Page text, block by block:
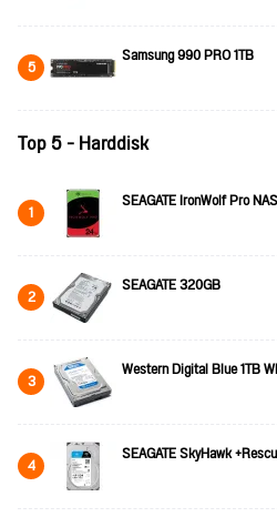
5 Samsung 990 PRO 1TB
Top 5 - Harddisk
1 SEAGATE IronWolf Pro
2 SEAGATE 320GB
3 Western Digital Blue 1TB
4 SEAGATE SkyHawk